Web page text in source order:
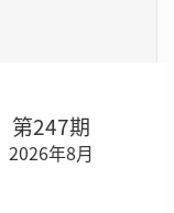
第247期
2026年8月